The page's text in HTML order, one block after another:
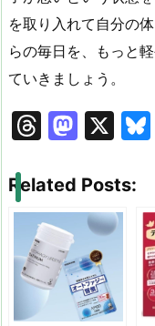
を取り入れて自分の
らの毎日を、もっと
ていきましょう。
T
e
a
d
s
M
st
o
d
o
n
X
Related Posts: